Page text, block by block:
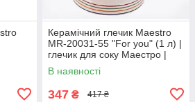
Керамічний глечик Maestro
MR-20031-55 "For you" (1 л) |
глечик для соку Маестро |
ємність для води Маестро
В наявності
347 ₴ 417 ₴